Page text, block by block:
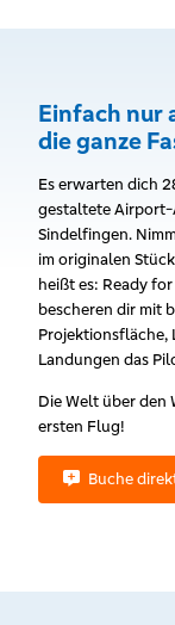
Einfach nur
die ganze
Es erwarten dich
gestaltete
Sindelfingen.
im originalen
heißt es: Ready
bescheren dir mit
Landungen das
Die Welt über den
ersten Flug!
Buche